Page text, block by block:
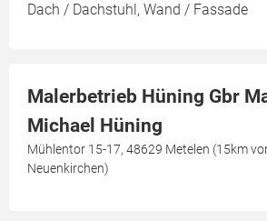
Dach / Dachstuhl, Wand / Fassade
Malerbetrieb Hüning Gbr
Michael Hüning
Mühlentor 15-17, 48629 Metelen (15km
Neuenkirchen)